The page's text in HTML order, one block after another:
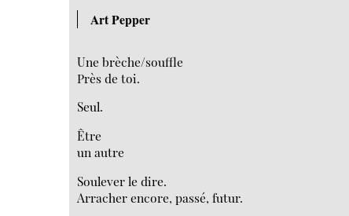
Art Pepper
Une brèche/souffle
Près de toi.
Seul.
Être
un autre
Soulever le dire.
Arracher encore, passé, futur.